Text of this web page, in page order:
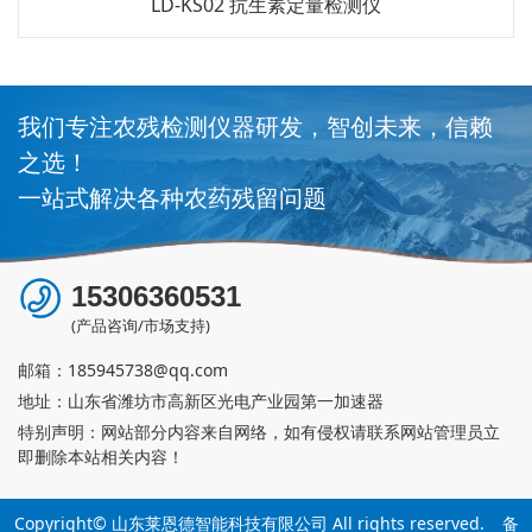
我们专注农残检测仪器研发，智创未来，信赖
之选！
一站式解决各种农药残留问题
15306360531
(产品咨询/市场支持)
邮箱： 185945738@qq.com
地址：山东省潍坊市高新区光电产业园第一加速器
特别声明：网站部分内容来自网络，如有侵权请联系网站管理员立
即删除本站相关内容！
Copyright© 山东莱恩德智能科技有限公司 All rights reserved. 备